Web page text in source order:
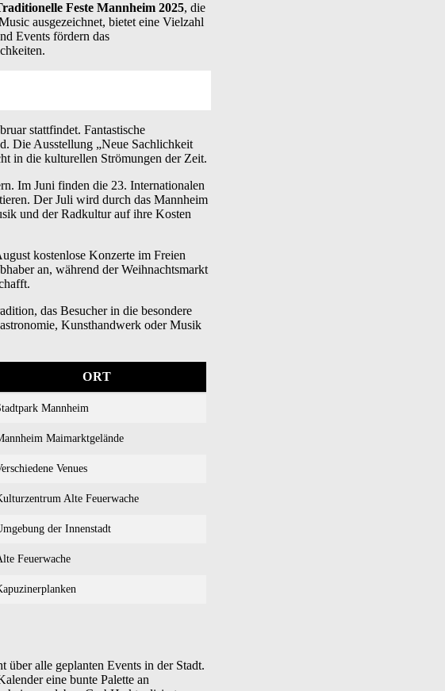
Feste Mannheim 2025, die
ausgezeichnet, bietet eine Vielzahl
Events fördern das
stattfindet. Fantastische
Die Ausstellung „Neue Sachlichkeit
in die kulturellen Strömungen der Zeit.
Im Juni finden die 23. Internationalen
Der Juli wird durch das Mannheim
und der Radkultur auf ihre Kosten
kostenlose Konzerte im Freien
an, während der Weihnachtsmarkt
das Besucher in die besondere
Kunsthandwerk oder Musik
ORT
Mannheim
Maimarktgelände
Venues
Alte Feuerwache
der Innenstadt
Feuerwache
über alle geplanten Events in der Stadt.
eine bunte Palette an